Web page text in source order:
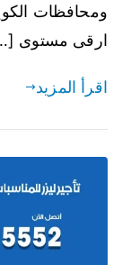
ومحافظات
ارقى مستوى
اقرأ المزيد